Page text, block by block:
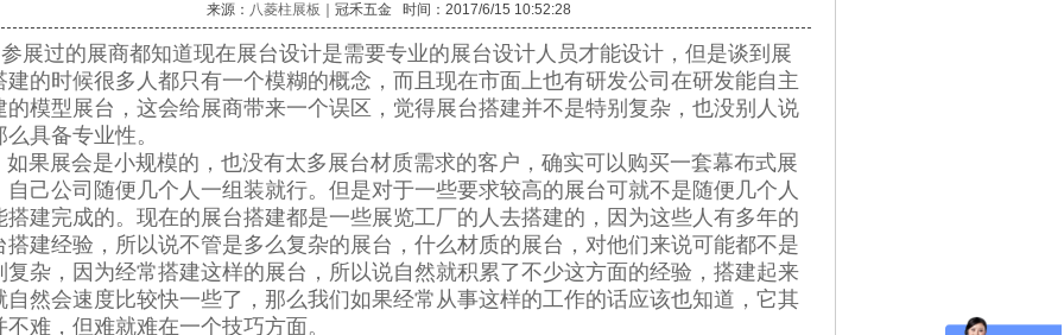
来源： 八菱柱展板 ｜冠禾五金 时间：2017/6/15 10:52:28
过的展商都知道现在展台设计是需要专业的展台设计人员才能设计，但是谈到展
建的时候很多人都只有一个模糊的概念，而且现在市面上也有研发公司在研发能自主
的模型展台，这会给展商带来一个误区，觉得展台搭建并不是特别复杂，也没别人说
么具备专业性。
展会是小规模的，也没有太多展台材质需求的客户，确实可以购买一套幕布式展
自己公司随便几个人一组装就行。但是对于一些要求较高的展台可就不是随便几个人
搭建完成的。现在的展台搭建都是一些展览工厂的人去搭建的，因为这些人有多年的
搭建经验，所以说不管是多么复杂的展台，什么材质的展台，对他们来说可能都不是
复杂，因为经常搭建这样的展台，所以说自然就积累了不少这方面的经验，搭建起来
自然会速度比较快一些了，那么我们如果经常从事这样的工作的话应该也知道，它其
不难，但难就难在一个技巧方面。